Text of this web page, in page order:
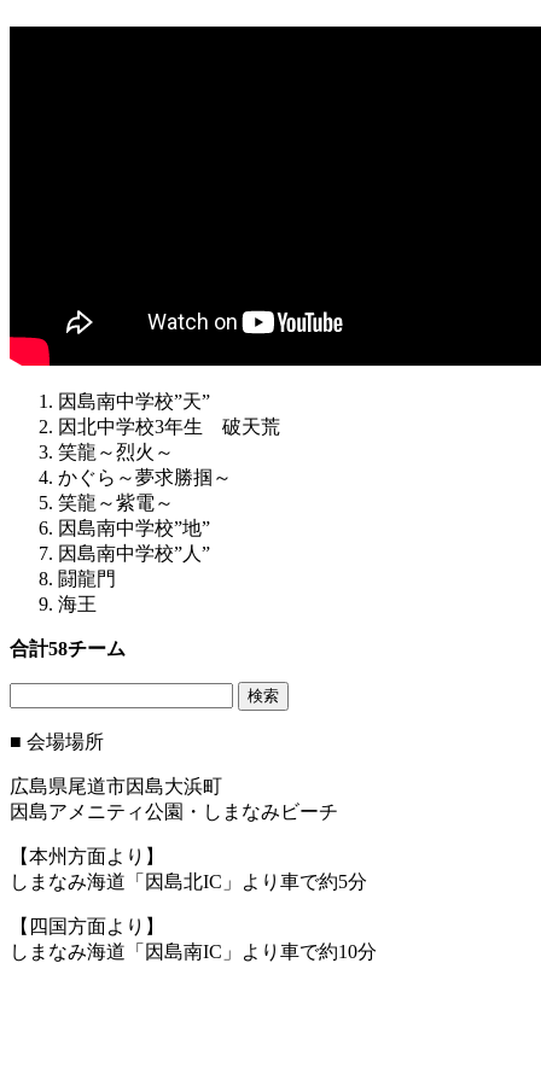
因島南中学校”天”
因北中学校3年生 破天荒
笑龍～烈火～
かぐら～夢求勝掴～
笑龍～紫電～
因島南中学校”地”
因島南中学校”人”
闘龍門
海王
合計58チーム
■ 会場場所
広島県尾道市因島大浜町
因島アメニティ公園・しまなみビーチ
【本州方面より】
しまなみ海道「因島北IC」より車で約5分
【四国方面より】
しまなみ海道「因島南IC」より車で約10分